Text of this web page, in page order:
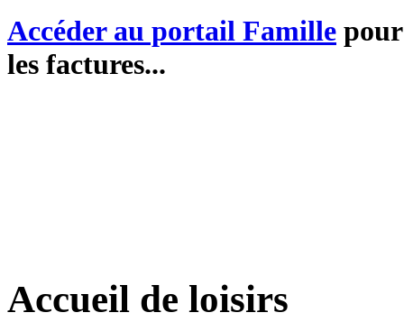
Accéder au portail Famille
les factures...
Accueil de loisirs